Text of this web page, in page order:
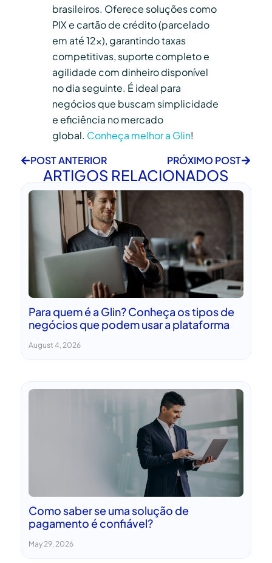
brasileiros. Oferece soluções como
PIX e cartão de crédito (parcelado
em até 12x), garantindo taxas
competitivas, suporte completo e
agilidade com dinheiro disponível
no dia seguinte. É ideal para
negócios que buscam simplicidade
e eficiência no mercado
global. Conheça melhor a Glin!
POST ANTERIOR
PRÓXIMO POST
ARTIGOS RELACIONADOS
Para quem é a Glin? Conheça os tipos de
negócios que podem usar a plataforma
August 4, 2026
Como saber se uma solução de
pagamento é confiável?
May 29, 2026